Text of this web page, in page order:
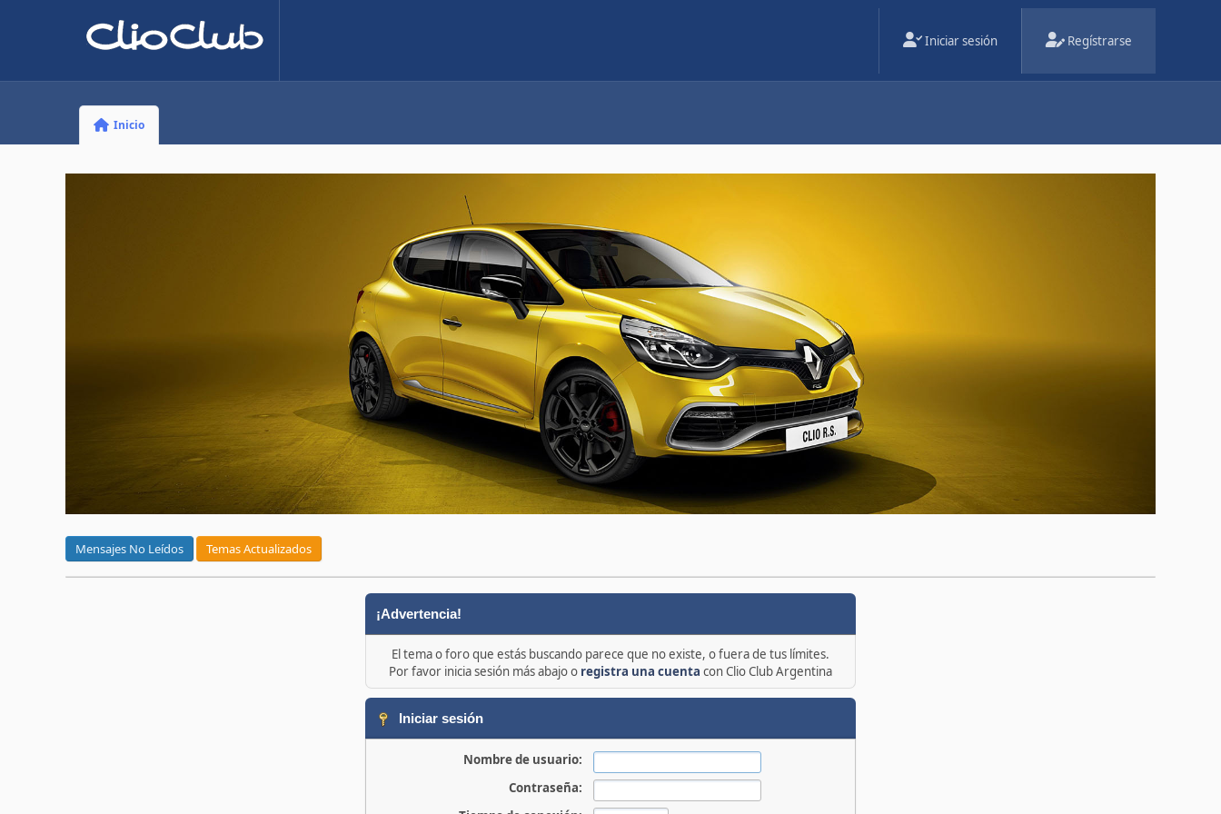
Iniciar sesión Regístrarse
Inicio
Mensajes No Leídos Temas Actualizados
¡Advertencia!
El tema o foro que estás buscando parece que no existe, o fuera de tus límites.
Por favor inicia sesión más abajo o registra una cuenta con Clio Club Argentina
Iniciar sesión
Nombre de usuario:
Contraseña: